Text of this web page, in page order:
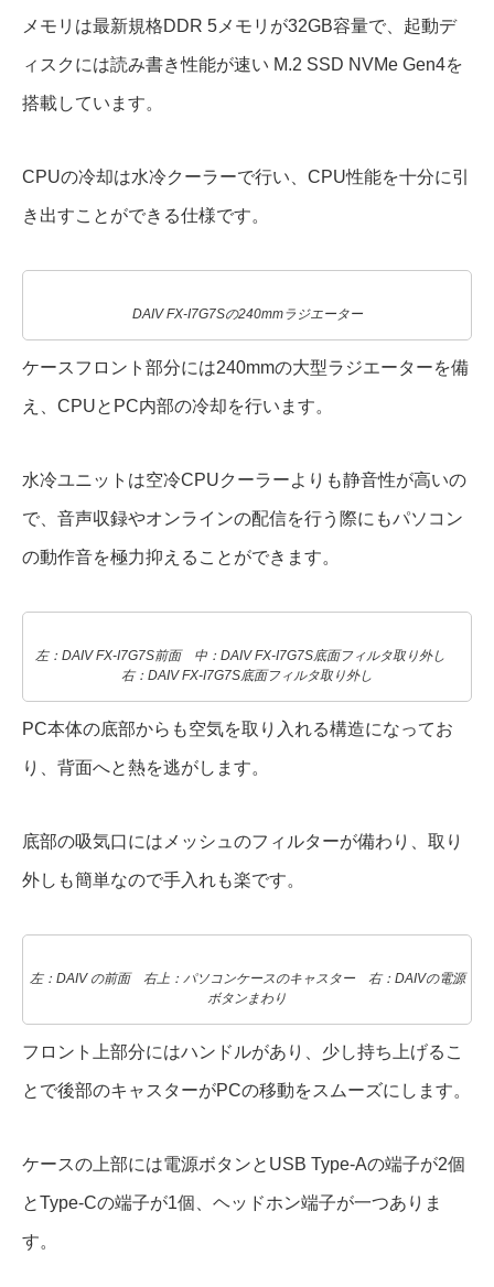
メモリは最新規格DDR 5メモリが32GB容量で、起動デ
ィスクには読み書き性能が速い M.2 SSD NVMe Gen4を
搭載しています。
CPUの冷却は水冷クーラーで行い、CPU性能を十分に引
き出すことができる仕様です。
DAIV FX-I7G7Sの240mmラジエーター
ケースフロント部分には240mmの大型ラジエーターを備
え、CPUとPC内部の冷却を行います。
水冷ユニットは空冷CPUクーラーよりも静音性が高いの
で、音声収録やオンラインの配信を行う際にもパソコン
の動作音を極力抑えることができます。
左：DAIV FX-I7G7S前面 中：DAIV FX-I7G7S底面フィルタ取り外し
右：DAIV FX-I7G7S底面フィルタ取り外し
PC本体の底部からも空気を取り入れる構造になってお
り、背面へと熱を逃がします。
底部の吸気口にはメッシュのフィルターが備わり、取り
外しも簡単なので手入れも楽です。
左：DAIV の前面 右上：パソコンケースのキャスター 右：DAIVの電源
ボタンまわり
フロント上部分にはハンドルがあり、少し持ち上げるこ
とで後部のキャスターがPCの移動をスムーズにします。
ケースの上部には電源ボタンとUSB Type-Aの端子が2個
とType-Cの端子が1個、ヘッドホン端子が一つありま
す。